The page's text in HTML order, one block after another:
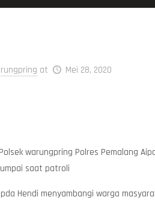
at Mei 28, 2020
Polsek warungpring Polres Pemalang
saat patroli
Hendi menyambangi warga